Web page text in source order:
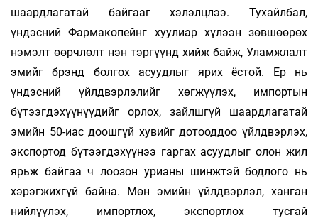
шаардлагатай байгааг хэлэлцлээ. Тухайлбал,
үндэсний Фармакопейнг хуулиар хүлээн зөвшөөрөх
нэмэлт өөрчлөлт нэн тэргүүнд хийж байж, Уламжлалт
эмийг брэнд болгох асуудлыг ярих ёстой. Ер нь
үндэсний үйлдвэрлэлийг хөгжүүлэх, импортын
бүтээгдэхүүнүүдийг орлох, зайлшгүй шаардлагатай
эмийн 50-иас доошгүй хувийг дотооддоо үйлдвэрлэх,
экспортод бүтээгдэхүүнээ гаргах асуудлыг олон жил
ярьж байгаа ч лоозон урианы шинж­тэй бодлого нь
хэрэгжихгүй байна. Мөн эмийн үйлдвэрлэл, ханган
нийлүүлэх, импортлох, экспортлох тусгай